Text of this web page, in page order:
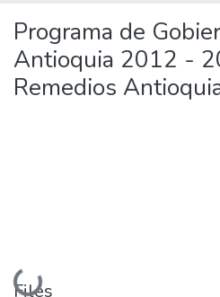
Programa de
Antioquia 2012 -
Remedios
Loading...
Files